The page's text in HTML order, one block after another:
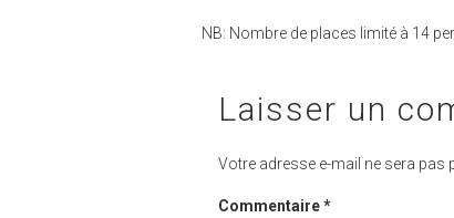
NB: Nombre de places limité à 14
Laisser un
Votre adresse e-mail ne sera pas
Commentaire*